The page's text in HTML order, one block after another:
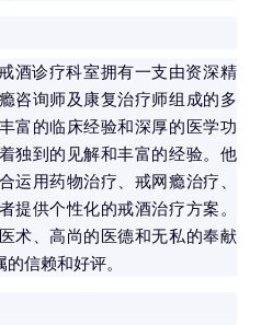
酒诊疗科室拥有一支由资深精
咨询师及康复治疗师组成的多
富的临床经验和深厚的医学功
独到的见解和丰富的经验。他
运用药物治疗、戒网瘾治疗、
提供个性化的戒酒治疗方案。
术、高尚的医德和无私的奉献
信赖和好评。